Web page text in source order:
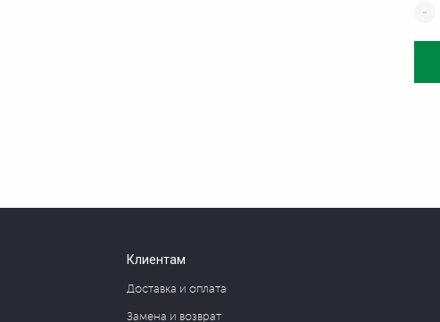
-
Клиентам
Доставка и оплата
Замена и возврат